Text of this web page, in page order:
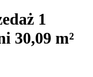
1
30,09 m²